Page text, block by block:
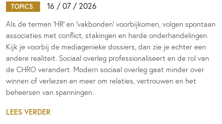
TOPICS 16 / 07 / 2026
Als de termen 'HR' en 'vakbonden' voorbijkomen, volgen spontaan
associaties met conflict, stakingen en harde onderhandelingen.
Kijk je voorbij de mediagenieke dossiers, dan zie je echter een
andere realiteit. Sociaal overleg professionaliseert en de rol van
de CHRO verandert. Modern sociaal overleg gaat minder over
winnen of verliezen en meer om relaties, vertrouwen en het
beheersen van spanningen.
LEES VERDER